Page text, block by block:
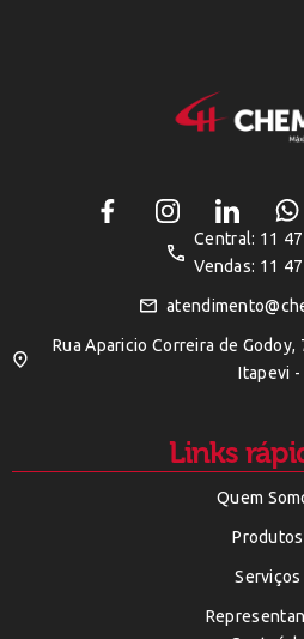
Central: 11
Vendas: 11
Rua Aparicio Correira de
Itapevi -
Links
Quem
Produtos
Serviços